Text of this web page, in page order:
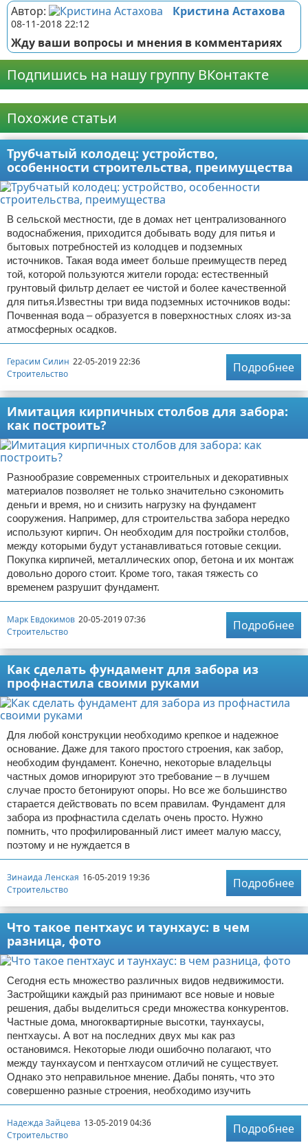
Автор: Кристина Астахова
08-11-2018 22:12
Жду ваши вопросы и мнения в комментариях
Подпишись на нашу группу ВКонтакте
Похожие статьи
Трубчатый колодец: устройство,
особенности строительства, преимущества
В сельской местности, где в домах нет централизованного
водоснабжения, приходится добывать воду для питья и
бытовых потребностей из колодцев и подземных
источников. Такая вода имеет больше преимуществ перед
той, которой пользуются жители города: естественный
грунтовый фильтр делает ее чистой и более качественной
для питья.Известны три вида подземных источников воды:
Почвенная вода – образуется в поверхностных слоях из-за
атмосферных осадков.
Герасим Силин 22-05-2019 22:36
Строительство
Подробнее
Имитация кирпичных столбов для забора:
как построить?
Разнообразие современных строительных и декоративных
материалов позволяет не только значительно сэкономить
деньги и время, но и снизить нагрузку на фундамент
сооружения. Например, для строительства забора нередко
используют кирпич. Он необходим для постройки столбов,
между которыми будут устанавливаться готовые секции.
Покупка кирпичей, металлических опор, бетона и их монтаж
довольно дорого стоит. Кроме того, такая тяжесть со
временем разрушит фундамент.
Марк Евдокимов 20-05-2019 07:36
Строительство
Подробнее
Как сделать фундамент для забора из
профнастила своими руками
Для любой конструкции необходимо крепкое и надежное
основание. Даже для такого простого строения, как забор,
необходим фундамент. Конечно, некоторые владельцы
частных домов игнорируют это требование – в лучшем
случае просто бетонируют опоры. Но все же большинство
старается действовать по всем правилам. Фундамент для
забора из профнастила сделать очень просто. Нужно
помнить, что профилированный лист имеет малую массу,
поэтому и не нуждается в
Зинаида Ленская 16-05-2019 19:36
Строительство
Подробнее
Что такое пентхаус и таунхаус: в чем
разница, фото
Сегодня есть множество различных видов недвижимости.
Застройщики каждый раз принимают все новые и новые
решения, дабы выделиться среди множества конкурентов.
Частные дома, многоквартирные высотки, таунхаусы,
пентхаусы. А вот на последних двух мы как раз
остановимся. Некоторые люди ошибочно полагают, что
между таунхаусом и пентхаусом отличий не существует.
Однако это неправильное мнение. Дабы понять, что это
совершенно разные строения, необходимо изучить
Надежда Зайцева 13-05-2019 04:36
Строительство
Подробнее